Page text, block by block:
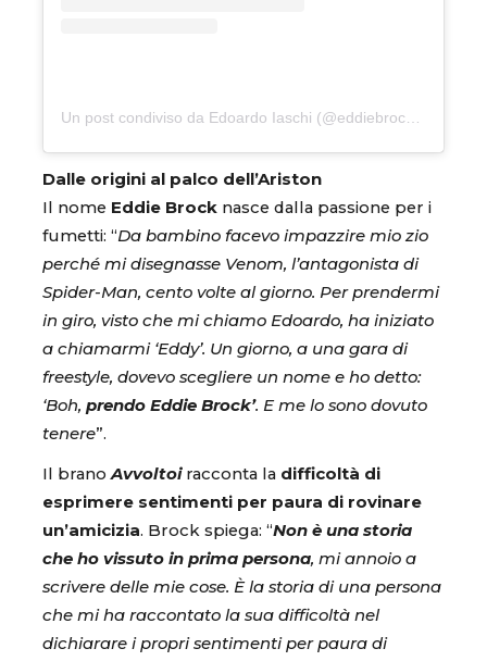
Un post condiviso da Edoardo Iaschi (@eddiebrock.eb)
Dalle origini al palco dell’Ariston
Il nome Eddie Brock nasce dalla passione per i
fumetti: “Da bambino facevo impazzire mio zio
perché mi disegnasse Venom, l’antagonista di
Spider-Man, cento volte al giorno. Per prendermi
in giro, visto che mi chiamo Edoardo, ha iniziato
a chiamarmi ‘Eddy’. Un giorno, a una gara di
freestyle, dovevo scegliere un nome e ho detto:
‘Boh, prendo Eddie Brock’. E me lo sono dovuto
tenere”.
Il brano Avvoltoiracconta la difficoltà di
esprimere sentimenti per paura di rovinare
un’amicizia. Brock spiega: “Non è una storia
che ho vissuto in prima persona, mi annoio a
scrivere delle mie cose. È la storia di una persona
che mi ha raccontato la sua difficoltà nel
dichiarare i propri sentimenti per paura di